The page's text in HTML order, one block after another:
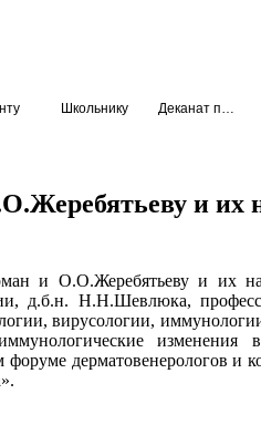
Школьнику
и их
и О.О.Жеребятьеву и их
д.б.н. Н.Н.Шевлюка,
вирусологии,
дерматовенерологов и